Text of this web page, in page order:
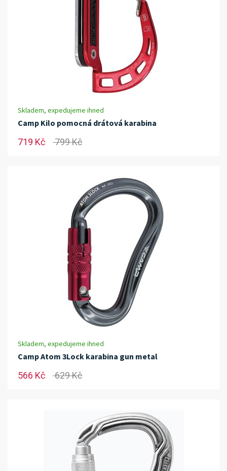
Skladem, expedujeme ihned
Camp Kilo pomocná drátová karabina
719 Kč 799 Kč
Skladem, expedujeme ihned
Camp Atom 3Lock karabina gun metal
566 Kč 629 Kč